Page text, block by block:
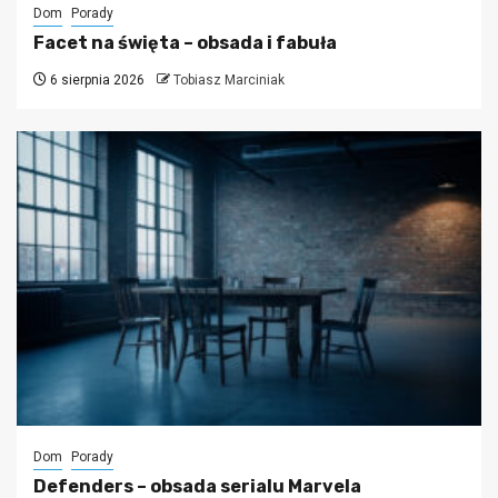
Dom Porady
Facet na święta – obsada i fabuła
6 sierpnia 2026 Tobiasz Marciniak
Dom Porady
Defenders – obsada serialu Marvela